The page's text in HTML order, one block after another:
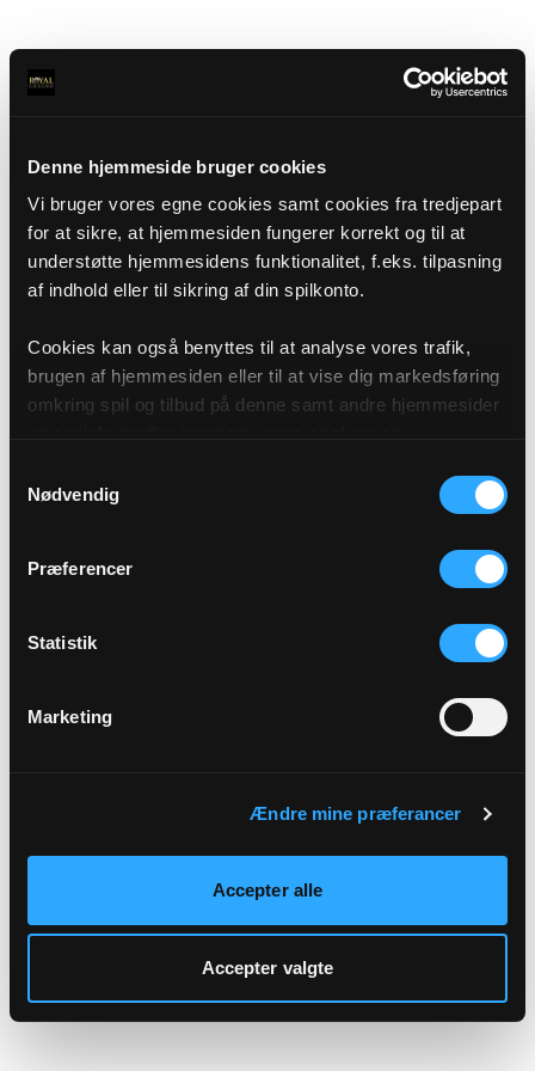
Denne hjemmeside bruger cookies
Vi bruger vores egne cookies samt cookies fra tredjepart
for at sikre, at hjemmesiden fungerer korrekt og til at
understøtte hjemmesidens funktionalitet, f.eks. tilpasning
af indhold eller til sikring af din spilkonto.
Cookies kan også benyttes til at analyse vores trafik,
brugen af hjemmesiden eller til at vise dig markedsføring
omkring spil og tilbud på denne samt andre hjemmesider
af cookies under "Detaljer" eller ved at klikke videre til
vores Cookiepolitik, som du finder i bunden af vores
Nødvendig
Præferencer
Statistik
Marketing
Ændre mine præferancer
Accepter alle
Accepter valgte